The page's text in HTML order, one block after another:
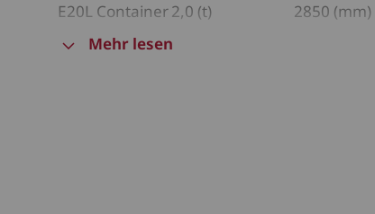
E20L Container2,0 (t) 2850 (mm)
Mehr lesen